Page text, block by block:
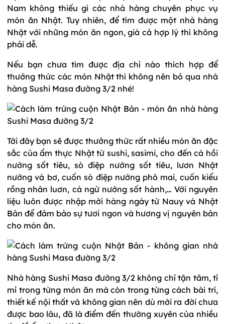
Nam không thiếu gì các nhà hàng chuyên phục vụ
món ăn Nhật. Tuy nhiên, để tìm được một nhà hàng
Nhật với những món ăn ngon, giá cả hợp lý thì không
phải dễ.
Nếu bạn chưa tìm được địa chỉ nào thích hợp để
thưởng thức các món Nhật thì không nên bỏ qua nhà
hàng Sushi Masa đường 3/2 nhé!
Tới đây bạn sẽ được thưởng thức rất nhiều món ăn đặc
sắc của ẩm thực Nhật từ sushi, sasimi, cho đến cá hồi
nướng sốt tiêu, sò điệp nướng sốt tiêu, lươn Nhật
nướng và bơ, cuốn sò điệp nướng phô mai, cuốn kiểu
rồng nhân luơn, cá ngừ nướng sốt hành,… Với nguyên
liệu luôn được nhập mới hàng ngày từ Nauy và Nhật
Bản để đảm bảo sự tươi ngon và hương vị nguyên bản
cho món ăn.
Nhà hàng Sushi Masa đường 3/2 không chỉ tận tâm, tỉ
mỉ trong từng món ăn mà còn trong từng cách bài trí,
thiết kế nội thất và không gian nên dù mới ra đời chưa
được bao lâu, đã là điểm đến thường xuyên của nhiều